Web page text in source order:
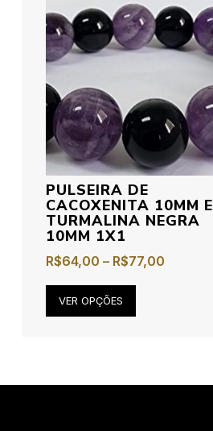
PULSEIRA DE
CACOXENITA 10MM E
TURMALINA NEGRA
10MM 1X1
R$64,00 – R$77,00
VER OPÇÕES